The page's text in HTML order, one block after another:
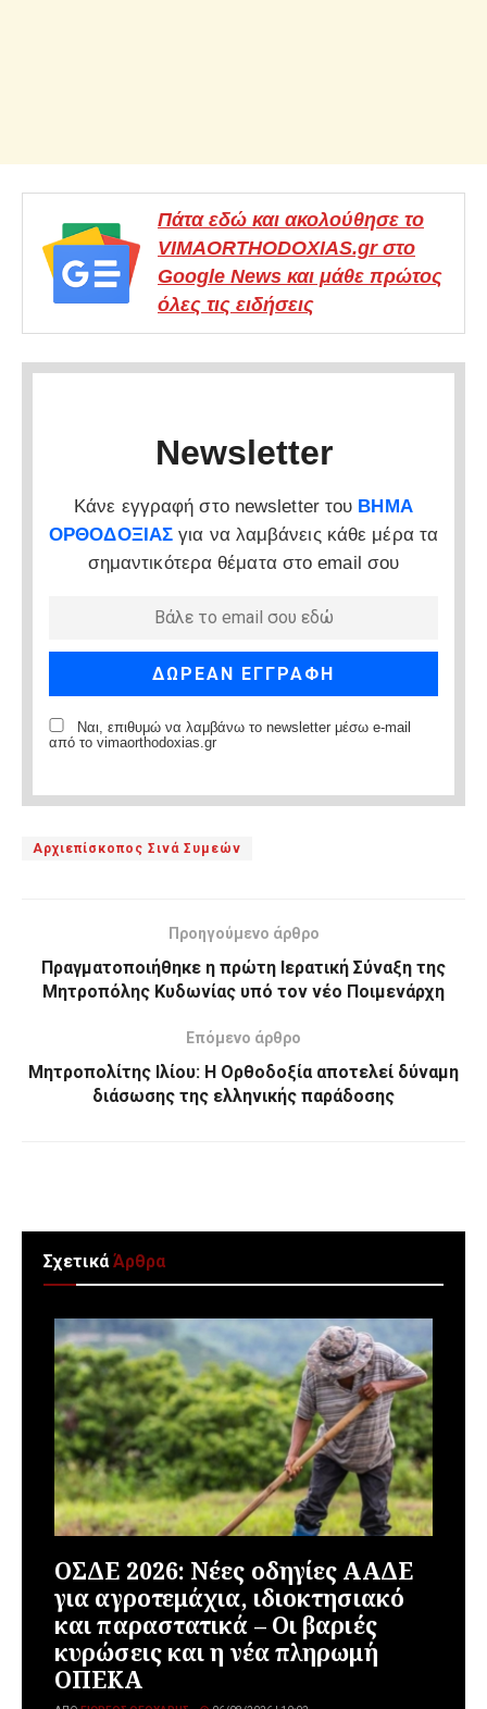
Πάτα εδώ και ακολούθησε το
VIMAORTHODOXIAS.gr στο
Google News και μάθε πρώτος
όλες τις ειδήσεις
Newsletter
Κάνε εγγραφή στο newsletter του ΒΗΜΑ
ΟΡΘΟΔΟΞΙΑΣ για να λαμβάνεις κάθε μέρα τα
σημαντικότερα θέματα στο email σου
Ναι, επιθυμώ να λαμβάνω το newsletter μέσω e-mail
από το vimaorthodoxias.gr
Αρχιεπίσκοπος Σινά Συμεών
Προηγούμενο άρθρο
Πραγματοποιήθηκε η πρώτη Ιερατική Σύναξη της
Μητροπόλης Κυδωνίας υπό τον νέο Ποιμενάρχη
Επόμενο άρθρο
Μητροπολίτης Ιλίου: Η Ορθοδοξία αποτελεί δύναμη
διάσωσης της ελληνικής παράδοσης
ΣχετικάΆρθρα
ΟΣΔΕ 2026: Νέες οδηγίες ΑΑΔΕ
για αγροτεμάχια, ιδιοκτησιακό
και παραστατικά – Οι βαριές
κυρώσεις και η νέα πληρωμή
ΟΠΕΚΑ